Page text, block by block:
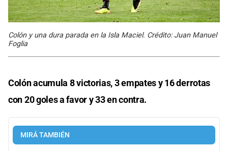
Colón y una dura parada en la Isla Maciel. Crédito: Juan Manuel
Foglia
Colón acumula 8 victorias, 3 empates y 16 derrotas
con 20 goles a favor y 33 en contra.
MIRÁ TAMBIÉN